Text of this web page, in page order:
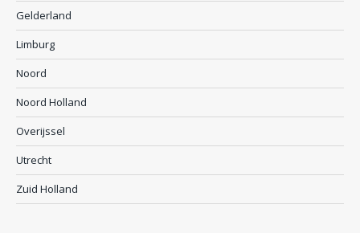
Gelderland
Limburg
Noord
Noord Holland
Overijssel
Utrecht
Zuid Holland